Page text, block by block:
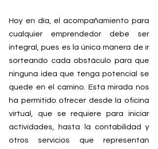
Hoy en día, el acompañamiento para
cualquier emprendedor debe ser
integral, pues es la única manera de ir
sorteando cada obstáculo para que
ninguna idea que tenga potencial se
quede en el camino. Esta mirada nos
ha permitido ofrecer desde la oficina
virtual, que se requiere para iniciar
actividades, hasta la contabilidad y
otros servicios que representan